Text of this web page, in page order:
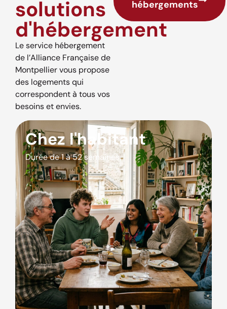
solutions
d'hébergement
Le service hébergement
de l’Alliance Française de
Montpellier vous propose
des logements qui
correspondent à tous vos
besoins et envies.
hébergements
Chez l'habitant
Durée de 1 à 52 semaines